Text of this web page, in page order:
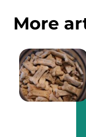
More